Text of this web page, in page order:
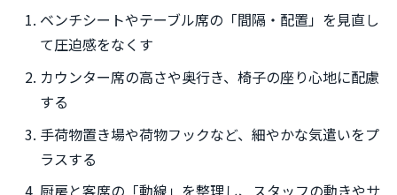
ベンチシートやテーブル席の「間隔・配置」を見直し
て圧迫感をなくす
カウンター席の高さや奥行き、椅子の座り心地に配慮
する
手荷物置き場や荷物フックなど、細やかな気遣いをプ
ラスする